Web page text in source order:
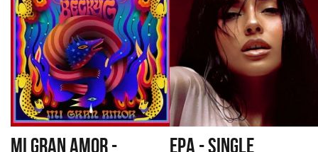
MI GRAN AMOR -
EPA - SINGLE